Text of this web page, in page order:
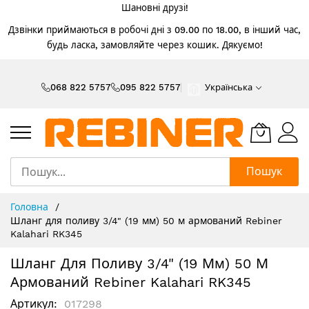
Шановні друзі!
Дзвінки приймаються в робочі дні з 09.00 по 18.00, в інший час,
будь ласка, замовляйте через кошик. Дякуємо!
068 822 5757 095 822 5757 Українська
Пошук
Головна
Шланг для поливу 3/4" (19 мм) 50 м армований Rebiner
Kalahari RK345
Шланг Для Поливу 3/4" (19 Мм) 50 М
Армований Rebiner Kalahari RK345
Артикул 017298